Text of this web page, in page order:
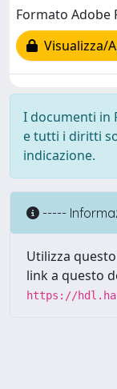
Formato Adobe
Visualizza/
I documenti in
e tutti i diritti
indicazione.
-----
Utilizza
link a questo
https://